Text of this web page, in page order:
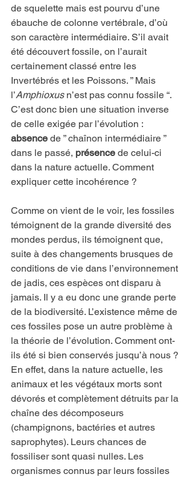
de squelette mais est pourvu d’une
ébauche de colonne vertébrale, d’où
son caractère intermédiaire. S’il avait
été découvert fossile, on l’aurait
certainement classé entre les
Invertébrés et les Poissons. ” Mais
l’Amphioxus n’est pas connu fossile “.
C’est donc bien une situation inverse
de celle exigée par l’évolution :
absence de ” chaînon intermédiaire ”
dans le passé, présence de celui-ci
dans la nature actuelle. Comment
expliquer cette incohérence ?
Comme on vient de le voir, les fossiles
témoignent de la grande diversité des
mondes perdus, ils témoignent que,
suite à des changements brusques de
conditions de vie dans l’environnement
de jadis, ces espèces ont disparu à
jamais. Il y a eu donc une grande perte
de la biodiversité. L’existence même de
ces fossiles pose un autre problème à
la théorie de l’évolution. Comment ont-
ils été si bien conservés jusqu’à nous ?
En effet, dans la nature actuelle, les
animaux et les végétaux morts sont
dévorés et complètement détruits par la
chaîne des décomposeurs
(champignons, bactéries et autres
saprophytes). Leurs chances de
fossiliser sont quasi nulles. Les
organismes connus par leurs fossiles